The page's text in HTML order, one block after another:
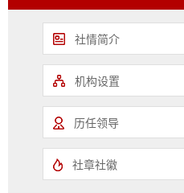
社情简介
机构设置
历任领导
社章社徽